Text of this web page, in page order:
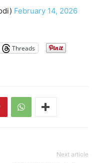
February 14, 2026
Threads
Next article